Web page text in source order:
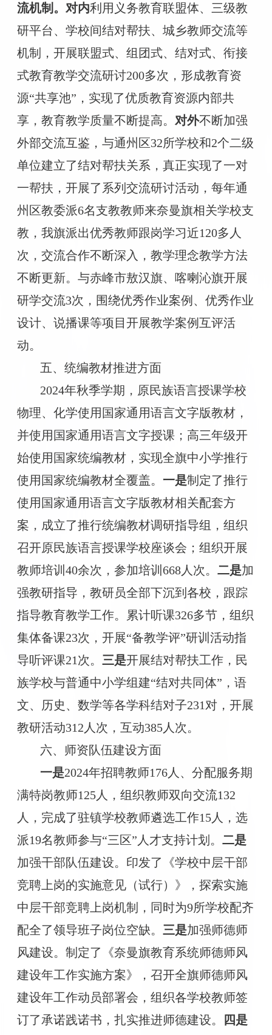
流机制。 对内利用义务教育联盟体、三级教
研平台、学校间结对帮扶、城乡教师交流等
机制，开展联盟式、组团式、结对式、衔接
式教育教学交流研讨200多次，形成教育资
源“共享池”，实现了优质教育资源内部共
享，教育教学质量不断提高。 对外不断加强
外部交流互鉴，与通州区32所学校和2个二级
单位建立了结对帮扶关系，真正实现了一对
一帮扶，开展了系列交流研讨活动，每年通
州区教委派6名支教教师来奈曼旗相关学校支
教，我旗派出优秀教师跟岗学习近120多人
次，交流合作不断深入，教学理念教学方法
不断更新。与赤峰市敖汉旗、喀喇沁旗开展
研学交流3次，围绕优秀作业案例、优秀作业
设计、说播课等项目开展教学案例互评活
动。
五、统编教材推进方面
2024年秋季学期，原民族语言授课学校
物理、化学使用国家通用语言文字版教材，
并使用国家通用语言文字授课；高三年级开
始使用国家统编教材，实现全旗中小学推行
使用国家统编教材全覆盖。 一是制定了推行
使用国家通用语言文字版教材相关配套方
案，成立了推行统编教材调研指导组，组织
召开原民族语言授课学校座谈会；组织开展
教师培训 40余次，参加培训668人次。 二是加
强教研指导，教研员全部下沉到各校，跟踪
指导教育教学工作。累计听课326多节，组织
集体备课23次，开展“备教学评”研训活动指
导听评课21次。 三是开展结对帮扶工作，民
族学校与普通中小学组建“结对共同体”，语
文、历史、数学等各学科结对子231对，开展
教研活动312人次，互动385人次。
六、师资队伍建设方面
一是2024年招聘教师176人、分配服务期
满特岗教师125人 ，组织教师双向交流132
人 ， 完成了驻镇学校教师遴选工作15人 ，选
派19名教师参与“三区”人才支持计划。 二是
加强干部队伍建设。印发了《学校中层干部
竞聘上岗的实施意见（试行）》，探索实施
中层干部竞聘上岗机制，同时为9所学校配齐
配全了领导班子岗位空缺。 三是加强师德师
风建设。 制定了《奈曼旗教育系统师德师风
建设年工作实施方案》
， 召开全旗师德师风
建设年工作动员部署会，组织各学校教师签
订了承诺践诺书，扎实推进师德建设。 四是